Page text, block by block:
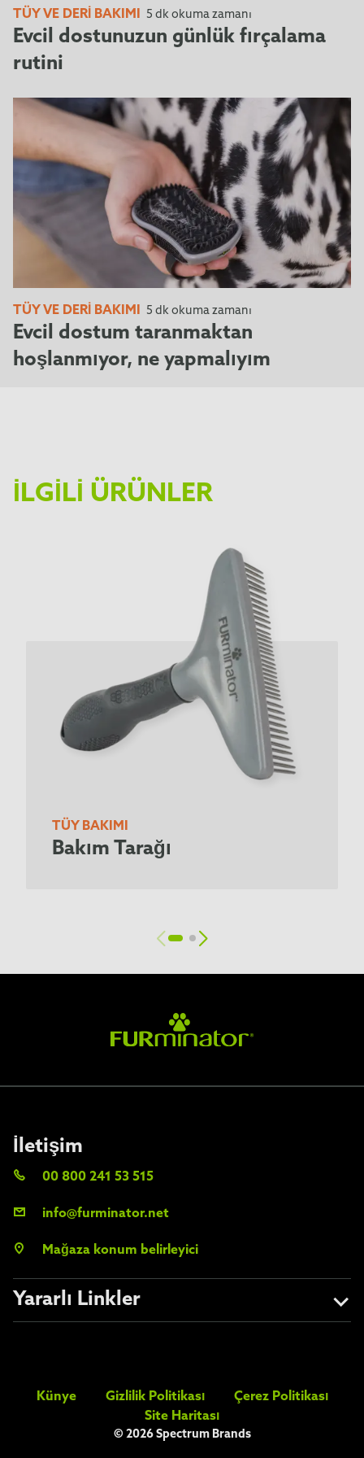
TÜY VE DERI BAKIMI 5 dk okuma zamanı
Evcil dostunuzun günlük fırçalama
rutini
TÜY VE DERI BAKIMI 5 dk okuma zamanı
Evcil dostum taranmaktan
hoşlanmıyor, ne yapmalıyım
İLGILI ÜRÜNLER
TÜY BAKIMI
Bakım Tarağı
Yararlı Linkler
FAQs
İletişim
00 800 241 53 515
info@furminator.net
Mağaza konum belirleyici
Künye Gizlilik Politikası
Çerez Politikası
Site Haritası
© 2026 Spectrum Brands